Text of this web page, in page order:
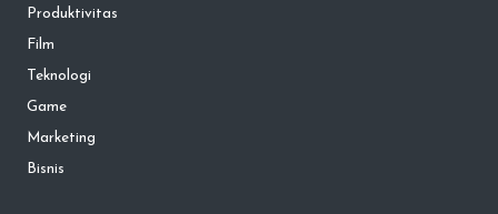
Produktivitas
Film
Teknologi
Game
Marketing
Bisnis